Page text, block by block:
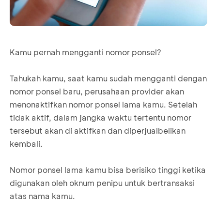
Kamu pernah mengganti nomor ponsel?
Tahukah kamu, saat kamu sudah mengganti dengan
nomor ponsel baru, perusahaan provider akan
menonaktifkan nomor ponsel lama kamu. Setelah
tidak aktif, dalam jangka waktu tertentu nomor
tersebut akan di aktifkan dan diperjualbelikan
kembali.
Nomor ponsel lama kamu bisa berisiko tinggi ketika
digunakan oleh oknum penipu untuk bertransaksi
atas nama kamu.